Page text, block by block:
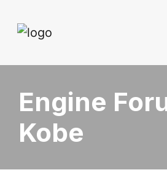
Engine
Kobe